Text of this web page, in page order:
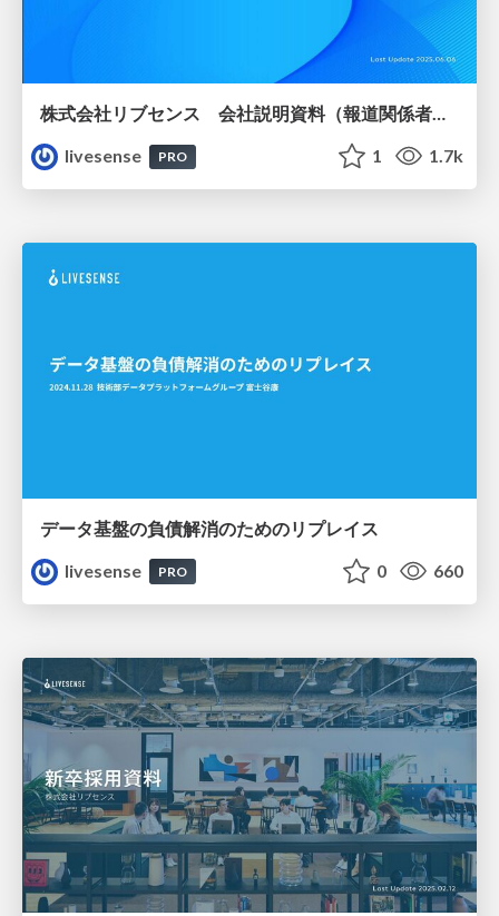
株式会社リブセンス 会社説明資料（報道関係者様向け）
livesense
PRO 1 1.7k
データ基盤の負債解消のためのリプレイス
livesense
PRO 0 660